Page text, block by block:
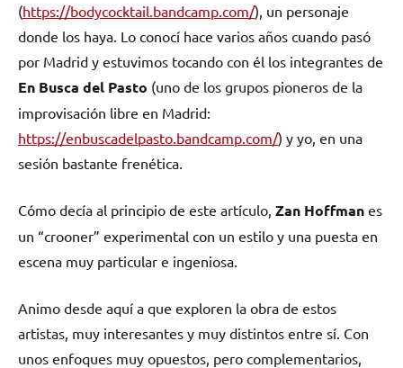
(https://bodycocktail.bandcamp.com/), un personaje
donde los haya. Lo conocí hace varios años cuando pasó
por Madrid y estuvimos tocando con él los integrantes de
En Busca del Pasto (uno de los grupos pioneros de la
improvisación libre en Madrid:
https://enbuscadelpasto.bandcamp.com/) y yo, en una
sesión bastante frenética.
Cómo decía al principio de este artículo, Zan Hoffman es
un “crooner” experimental con un estilo y una puesta en
escena muy particular e ingeniosa.
Animo desde aquí a que exploren la obra de estos
artistas, muy interesantes y muy distintos entre sí. Con
unos enfoques muy opuestos, pero complementarios,